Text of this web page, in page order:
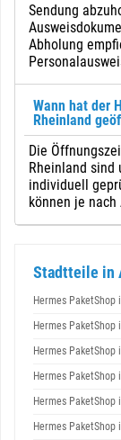
Sendung
Abholung
Wann hat der
Rheinland
Die
Rheinland
individuell
können je
Stadtteile in
Hermes PaketShop
Hermes PaketShop
Hermes PaketShop
Hermes PaketShop
Hermes PaketShop
Hermes PaketShop